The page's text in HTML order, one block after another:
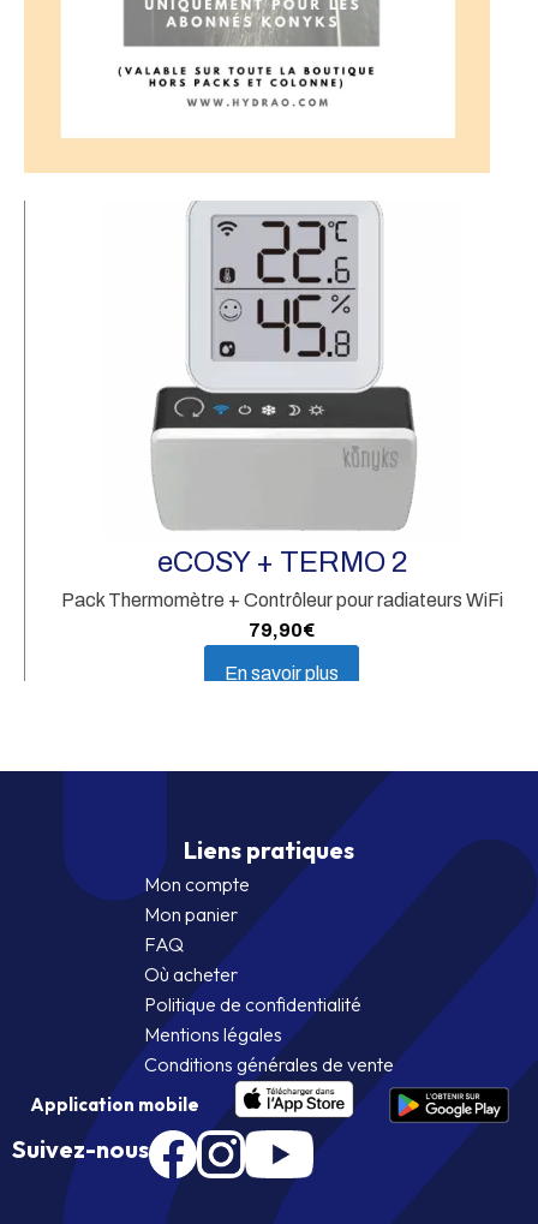
eCOSY + TERMO 2
Pack Thermomètre + Contrôleur pour radiateurs WiFi
79,90€
En savoir plus
Liens pratiques
Mon compte
Mon panier
FAQ
Où acheter
Politique de confidentialité
Mentions légales
Conditions générales de vente
Application mobile
Suivez-nous